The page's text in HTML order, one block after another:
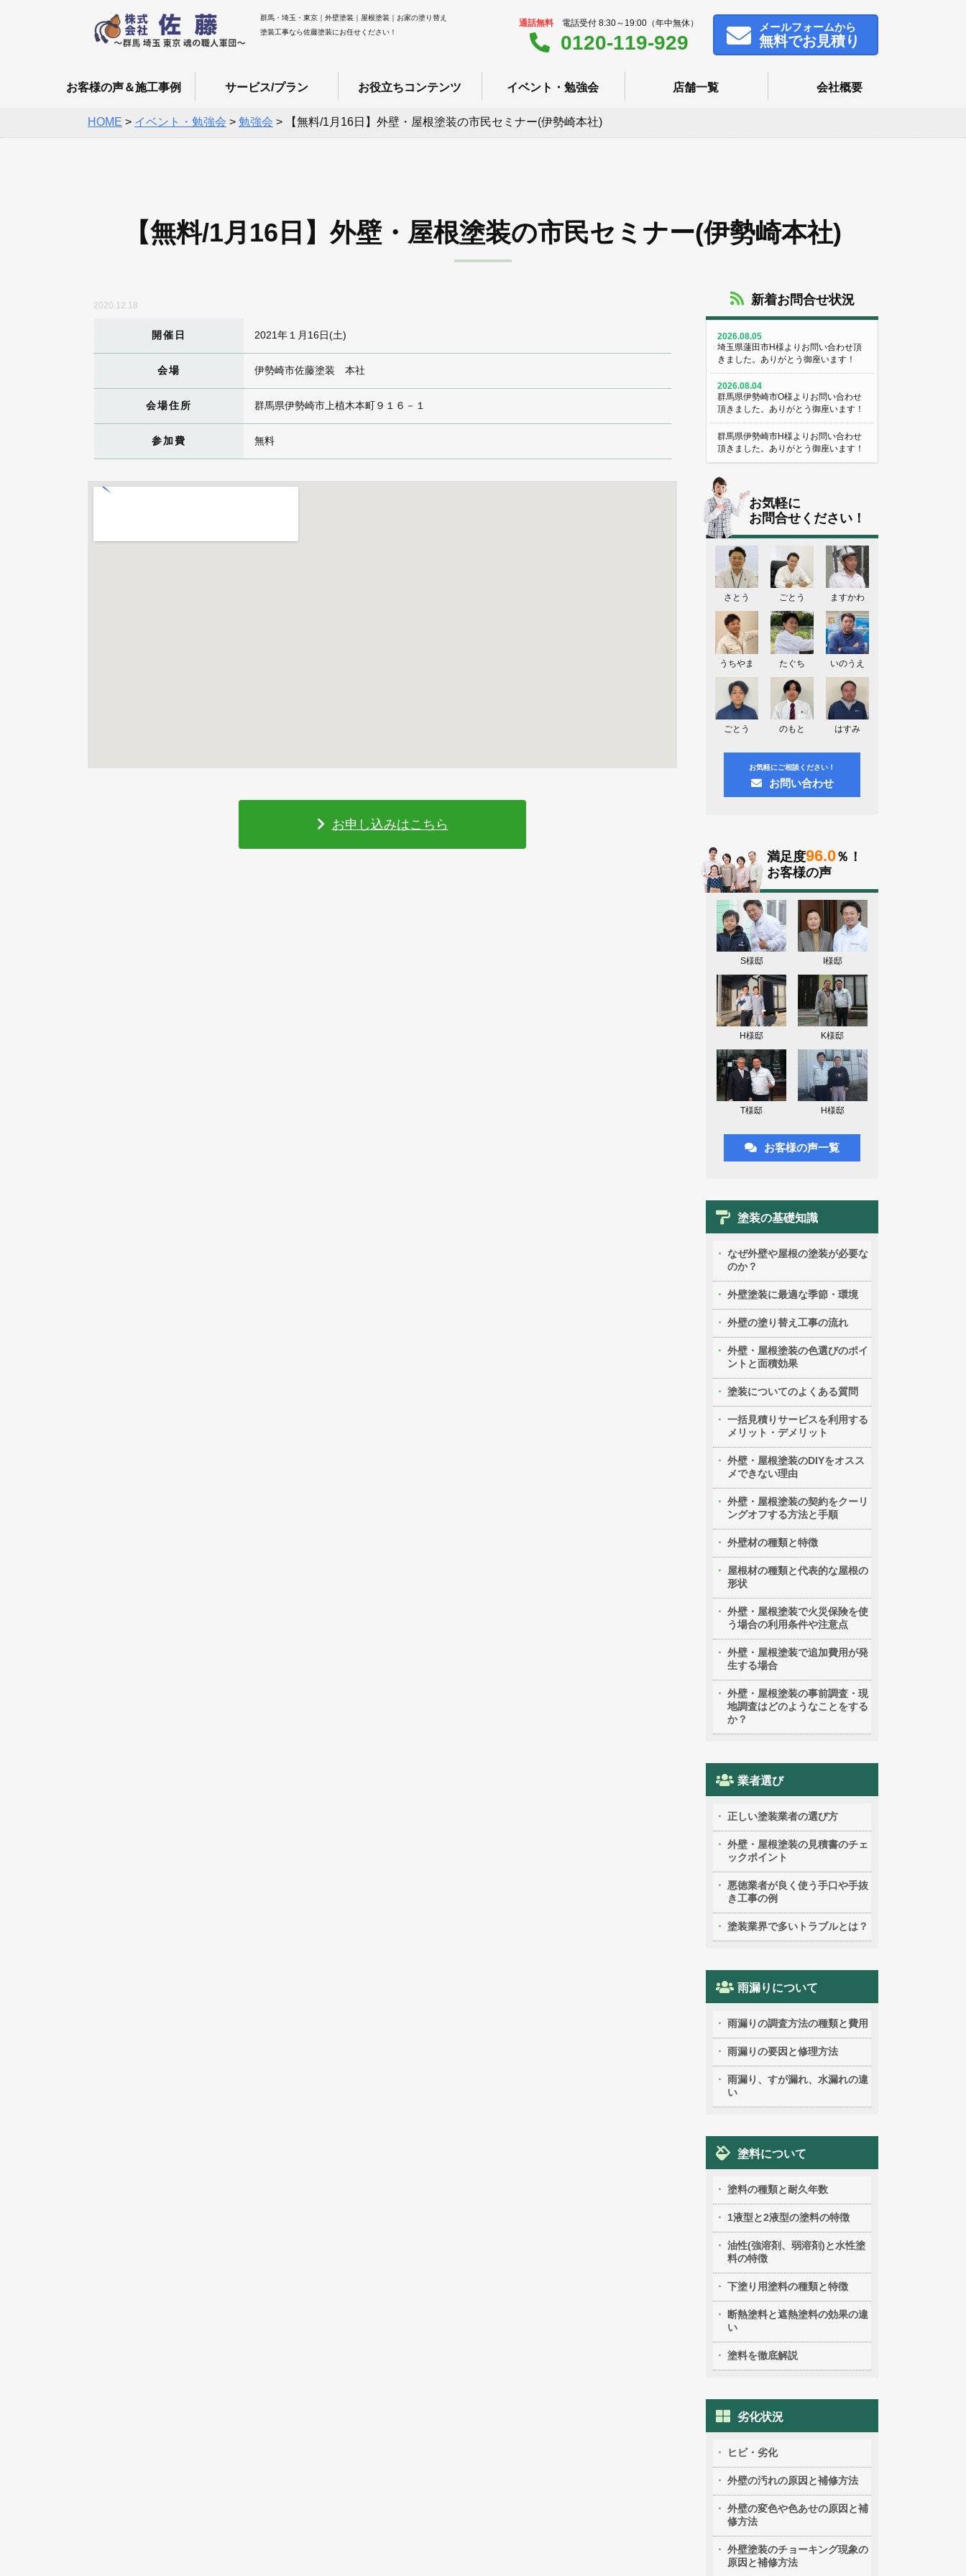
群馬・埼玉・東京｜外壁塗装｜屋根塗装｜お家の塗り替え
塗装工事なら佐藤塗装にお任せください！
通話無料 電話受付 8:30～19:00（年中無休）
0120-119-929
メールフォームから
無料でお見積り
お客様の声＆施工事例 サービス/プラン お役立ちコンテンツ イベント・勉強会 店舗一覧 会社概要
HOME > イベント・勉強会 > 勉強会 > 【無料/1月16日】外壁・屋根塗装の市民セミナー(伊勢崎本社)
【無料/1月16日】外壁・屋根塗装の市民セミナー(伊勢崎本社)
2020.12.18
開催日 2021年１月16日(土)
会場 伊勢崎市佐藤塗装 本社
会場住所 群馬県伊勢崎市上植木本町９１６－１
参加費 無料
お申し込みはこちら
新着お問合せ状況
2026.08.05
埼玉県蓮田市H様よりお問い合わせ頂
きました。ありがとう御座います！
2026.08.04
群馬県伊勢崎市O様よりお問い合わせ
頂きました。ありがとう御座います！
群馬県伊勢崎市H様よりお問い合わせ
頂きました。ありがとう御座います！
埼玉県熊谷市M様よりお問い合わせ頂
きました。ありがとう御座います！
埼玉県熊谷市S様よりお問い合わせ頂
きました。ありがとう御座います！
群馬県伊勢崎市K様よりお問い合わせ
頂きました。ありがとう御座います！
東京都葛飾区N様よりお問い合わせ頂
2026.08.03
神奈川県川崎市A様よりお問い合わせ
頂きました。ありがとう御座います！
群馬県高崎市E様よりお問い合わせ頂
きました。ありがとう御座います！
2026.08.02
東京都練馬区K様よりお問い合わせ頂
お気軽に
お問合せください！
さとう ごとう ますかわ
うちやま たぐち いのうえ
ごとう のもと はすみ
お気軽にご相談ください！
お問い合わせ
満足度96.0％！
お客様の声
S様邸 I様邸
H様邸 K様邸
T様邸 H様邸
お客様の声一覧
塗装の基礎知識
なぜ外壁や屋根の塗装が必要な
のか？
外壁塗装に最適な季節・環境
外壁の塗り替え工事の流れ
外壁・屋根塗装の色選びのポイ
ントと面積効果
塗装についてのよくある質問
一括見積りサービスを利用する
メリット・デメリット
外壁・屋根塗装のDIYをオスス
メできない理由
外壁・屋根塗装の契約をクーリ
ングオフする方法と手順
外壁材の種類と特徴
屋根材の種類と代表的な屋根の
形状
外壁・屋根塗装で火災保険を使
う場合の利用条件や注意点
外壁・屋根塗装で追加費用が発
生する場合
外壁・屋根塗装の事前調査・現
地調査はどのようなことをする
か？
業者選び
正しい塗装業者の選び方
外壁・屋根塗装の見積書のチェ
ックポイント
悪徳業者が良く使う手口や手抜
き工事の例
塗装業界で多いトラブルとは？
雨漏りについて
雨漏りの調査方法の種類と費用
雨漏りの要因と修理方法
雨漏り、すが漏れ、水漏れの違
い
塗料について
塗料の種類と耐久年数
1液型と2液型の塗料の特徴
油性(強溶剤、弱溶剤)と水性塗
料の特徴
下塗り用塗料の種類と特徴
断熱塗料と遮熱塗料の効果の違
い
塗料を徹底解説
劣化状況
ヒビ・劣化
外壁の汚れの原因と補修方法
外壁の変色や色あせの原因と補
修方法
外壁塗装のチョーキング現象の
原因と補修方法